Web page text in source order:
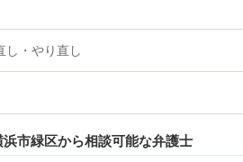
し・やり直し
市緑区から相談可能な弁護士